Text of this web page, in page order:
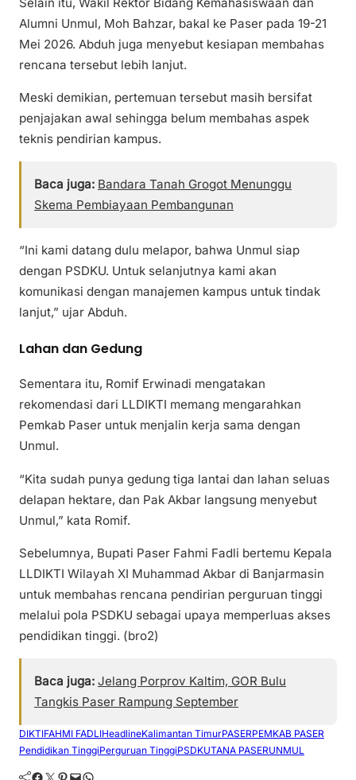
Alumni Unmul, Moh Bahzar, bakal ke Paser pada 19-21
Mei 2026. Abduh juga menyebut kesiapan membahas
rencana tersebut lebih lanjut.
Meski demikian, pertemuan tersebut masih bersifat
penjajakan awal sehingga belum membahas aspek
teknis pendirian kampus.
Baca juga: Bandara Tanah Grogot Menunggu
Skema Pembiayaan Pembangunan
“Ini kami datang dulu melapor, bahwa Unmul siap
dengan PSDKU. Untuk selanjutnya kami akan
komunikasi dengan manajemen kampus untuk tindak
lanjut,” ujar Abduh.
Lahan dan Gedung
Sementara itu, Romif Erwinadi mengatakan
rekomendasi dari LLDIKTI memang mengarahkan
Pemkab Paser untuk menjalin kerja sama dengan
Unmul.
“Kita sudah punya gedung tiga lantai dan lahan seluas
delapan hektare, dan Pak Akbar langsung menyebut
Unmul,” kata Romif.
Sebelumnya, Bupati Paser Fahmi Fadli bertemu Kepala
LLDIKTI Wilayah XI Muhammad Akbar di Banjarmasin
untuk membahas rencana pendirian perguruan tinggi
melalui pola PSDKU sebagai upaya memperluas akses
pendidikan tinggi. (bro2)
Baca juga: Jelang Porprov Kaltim, GOR Bulu
Tangkis Paser Rampung September
DIKTIFAHMI FADLIHeadlineKalimantan TimurPASERPEMKAB PASER
Pendidikan TinggiPerguruan TinggiPSDKUTANA PASERUNMUL
Facebook Twitter Pinterest Mail WhatsApp